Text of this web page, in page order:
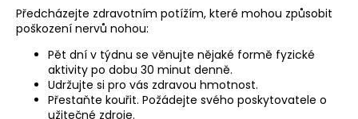
Předcházejte zdravotním potížím, které mohou způsobit
poškození nervů nohou:
Pět dní v týdnu se věnujte nějaké formě fyzické
aktivity po dobu 30 minut denně.
Udržujte si pro vás zdravou hmotnost.
Přestaňte kouřit. Požádejte svého poskytovatele o
užitečné zdroje.